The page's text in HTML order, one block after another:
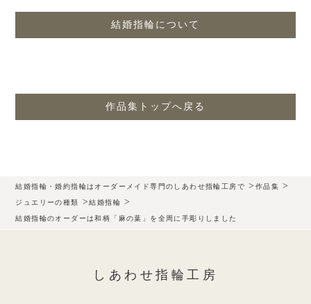
結婚指輪について
作品集トップへ戻る
結婚指輪・婚約指輪はオーダーメイド専門のしあわせ指輪工房で > 作品集 >
ジュエリーの種類 >結婚指輪 >
結婚指輪のオーダーは和柄「麻の葉」を全周に手彫りしました
しあわせ指輪工房